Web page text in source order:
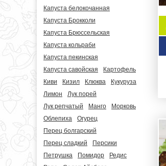
Капуста белокочанная
Капуста Брокколи
Капуста Брюссельская
Капуста кольраби
Капуста пекинская
Капуста савойская
Картофель
Киви
Кизил Клюква
Кукуруза
Лимон
Лук порей
Лук репчатый
Манго
Морковь
Облепиха
Огурец
Перец болгарский
Перец сладкий
Персики
Петрушка
Помидор
Редис